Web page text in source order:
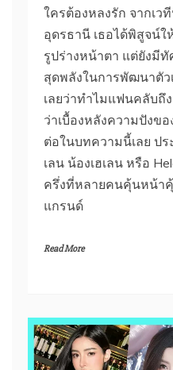
ใครต้องหลงรัก จากเว
อุดรธานี เธอได้พิสูจน์
รูปร่างหน้าตา แต่ยังมี
สุดพลังในการพัฒนาตัว
เลยว่าทำไมแฟนคลับถึ
ว่าเบื้องหลังความปังขอ
ต่อในบทความนี้เลย ปร
เลน น้องเฮเลน หรือ
ครึ่งที่หลายคนคุ้นหน้า
แกรนด์
Read More